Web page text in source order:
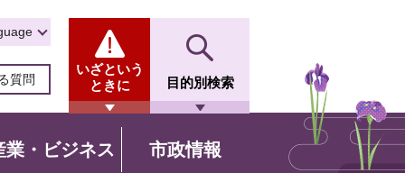
質問
いざという
ときに
目的別検索
業・ビジネス 市政情報